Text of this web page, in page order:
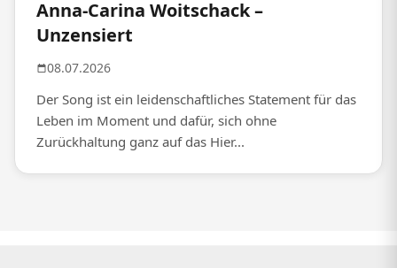
Anna-Carina Woitschack –
Unzensiert
08.07.2026
Der Song ist ein leidenschaftliches Statement für das
Leben im Moment und dafür, sich ohne
Zurückhaltung ganz auf das Hier...